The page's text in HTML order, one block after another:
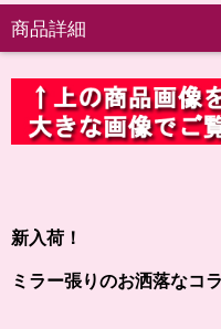
商品詳細
新入荷！
ミラー張りのお洒落なコラ